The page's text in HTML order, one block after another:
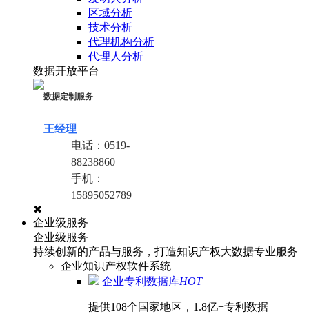
区域分析
技术分析
代理机构分析
代理人分析
数据开放平台
数据定制服务
王经理
电话： 0519-
88238860
手机：
15895052789
✖
企业级服务
企业级服务
持续创新的产品与服务，打造知识产权大数据专业服务
企业知识产权软件系统
企业专利数据库HOT
提供108个国家地区，1.8亿+专利数据